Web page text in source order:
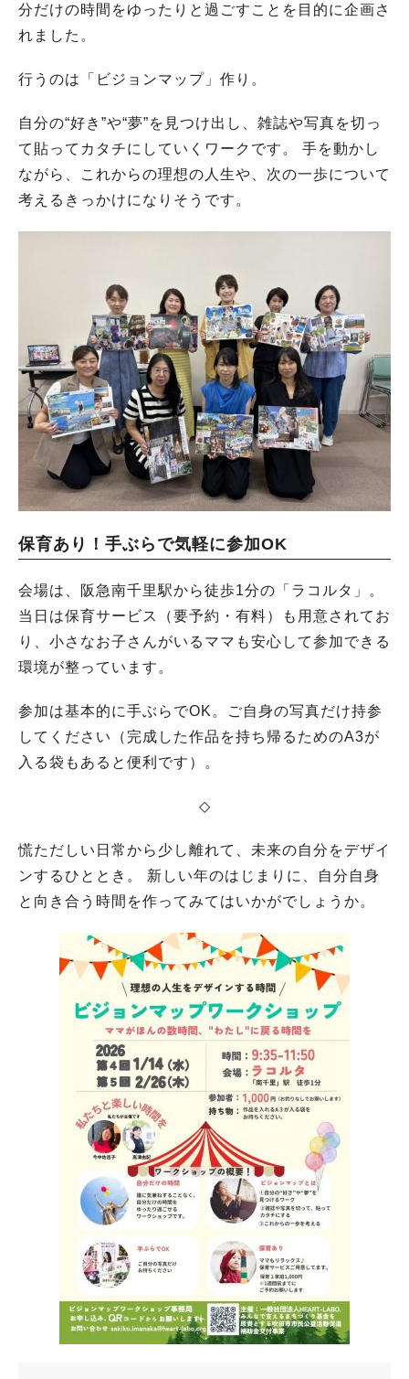
分だけの時間をゆったりと過ごすことを目的に企画さ
れました。
行うのは「ビジョンマップ」作り。
自分の“好き”や“夢”を見つけ出し、雑誌や写真を切っ
て貼ってカタチにしていくワークです。 手を動かし
ながら、これからの理想の人生や、次の一歩について
考えるきっかけになりそうです。
保育あり！手ぶらで気軽に参加OK
会場は、阪急南千里駅から徒歩1分の「ラコルタ」。
当日は保育サービス（要予約・有料）も用意されてお
り、小さなお子さんがいるママも安心して参加できる
環境が整っています。
参加は基本的に手ぶらでOK。ご自身の写真だけ持参
してください（完成した作品を持ち帰るためのA3が
入る袋もあると便利です）。
◇
慌ただしい日常から少し離れて、未来の自分をデザイ
ンするひととき。 新しい年のはじまりに、自分自身
と向き合う時間を作ってみてはいかがでしょうか。